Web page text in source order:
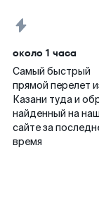
около 1 часа
Самый быстрый
прямой перелет
Казани туда и
найденный на
сайте за
время